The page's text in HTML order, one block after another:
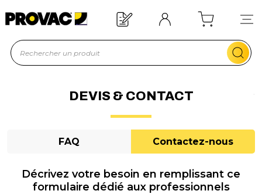
d'un équipement ?
DEVIS & CONTACT
FAQ Contactez-nous
Décrivez votre besoin en remplissant ce
formulaire dédié aux professionnels